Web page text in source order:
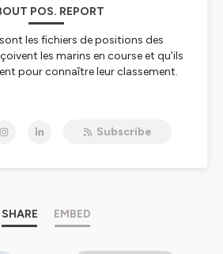
POS. REPORT
les fichiers de positions des
les marins en course et qu'ils
pour connaître leur classement.
toutes ses coutures en
, le média expert de la voile de
Subscribe
SHARE EMBED